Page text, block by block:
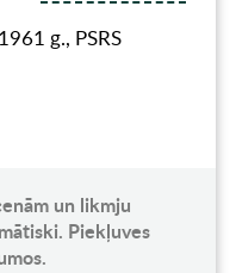
g., PSRS
un likmju
Piekļuves